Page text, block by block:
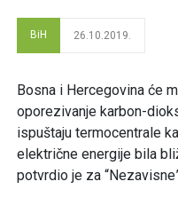
BiH 26.10.2019.
Bosna i Hercegovina će
oporezivanje karbon-
ispuštaju termocentrale
električne energije bila
potvrdio je za